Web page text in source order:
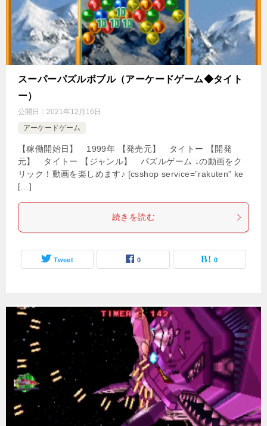
スーパーパズルボブル（アーケードゲーム◆タイト
ー）
公開日： 2021年12月16日
アーケードゲーム
【稼働開始日】 1999年 【発売元】 タイトー 【開発
元】 タイトー 【ジャンル】 パズルゲーム ↓の動画をク
リック！動画を楽しめます♪ [csshop service=”rakuten” ke
[…]
続きを読む
Tweet 0 0